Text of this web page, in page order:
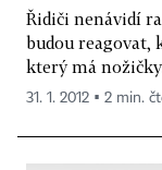
Řidiči nenávidí
budou reagovat,
který má
31. 1. 2012 ▪ 2 min.